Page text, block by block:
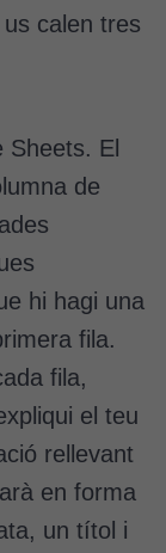
calen tres
Sheets. El
de
hi hagi una
fila.
fila,
el teu
rellevant
en forma
un títol i